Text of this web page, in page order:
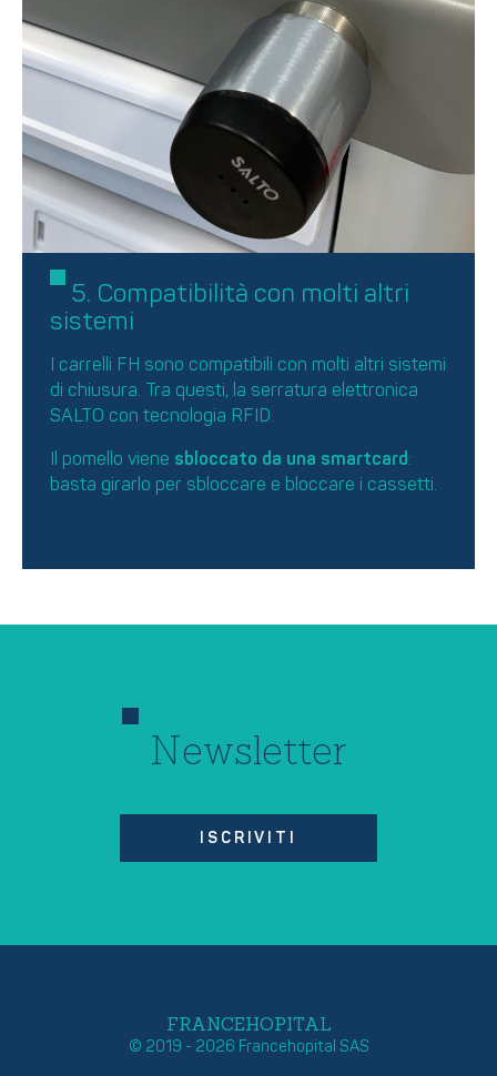
5. Compatibilità con molti altri
sistemi
I carrelli FH sono compatibili con molti altri sistemi
di chiusura. Tra questi, la serratura elettronica
SALTO con tecnologia RFID.
Il pomello viene sbloccato da una smartcard:
basta girarlo per sbloccare e bloccare i cassetti.
Newsletter
ISCRIVITI
FRANCEHOPITAL
© 2019 - 2026 Francehopital SAS